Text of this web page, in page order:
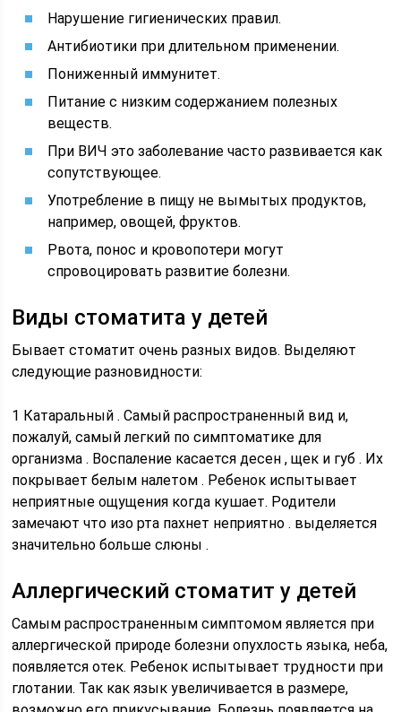
Нарушение гигиенических правил.
Антибиотики при длительном применении.
Пониженный иммунитет.
Питание с низким содержанием полезных
веществ.
При ВИЧ это заболевание часто развивается как
сопутствующее.
Употребление в пищу не вымытых продуктов,
например, овощей, фруктов.
Рвота, понос и кровопотери могут
спровоцировать развитие болезни.
Виды стоматита у детей
Бывает стоматит очень разных видов. Выделяют
следующие разновидности:
1 Катаральный . Самый распространенный вид и,
пожалуй, самый легкий по симптоматике для
организма . Воспаление касается десен , щек и губ . Их
покрывает белым налетом . Ребенок испытывает
неприятные ощущения когда кушает. Родители
замечают что изо рта пахнет неприятно . выделяется
значительно больше слюны .
Аллергический стоматит у детей
Самым распространенным симптомом является при
аллергической природе болезни опухлость языка, неба,
появляется отек. Ребенок испытывает трудности при
глотании. Так как язык увеличивается в размере,